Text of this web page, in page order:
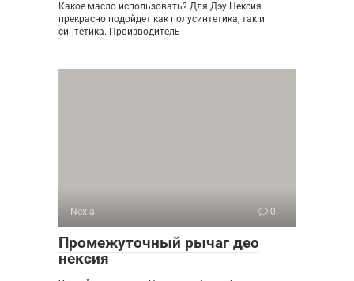
Какое масло использовать? Для Дэу Нексия
прекрасно подойдет как полусинтетика, так и
синтетика. Производитель
Nexia 0
Промежуточный рычаг део
нексия